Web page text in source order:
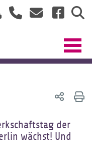
der
wächst! Und